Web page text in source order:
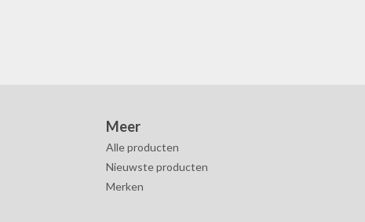
Meer
Alle producten
Nieuwste producten
Merken